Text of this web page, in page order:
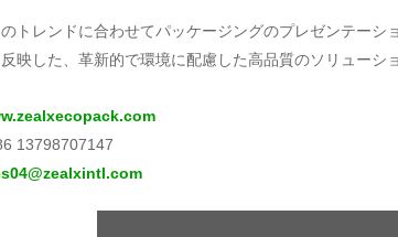
トレンドに合わせてパッケージングのプレゼンテー
映した、革新的で環境に配慮した高品質のソリューシ
13798707147